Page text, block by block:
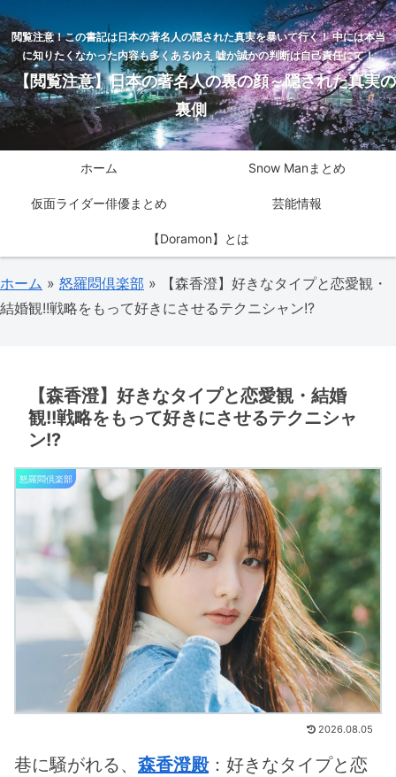
閲覧注意！この書記は日本の著名人の隠された真実を暴いて行く！ 中には本当
に知りたくなかった内容も多くあるゆえ 嘘か誠かの判断は自己責任にて！
【閲覧注意】日本の著名人の裏の顔～隠された真実の
裏側
ホーム Snow Manまとめ
仮面ライダー俳優まとめ 芸能情報
【Doramon】とは
ホーム » 怒羅悶倶楽部 » 【森香澄】好きなタイプと恋愛観・
結婚観!!戦略をもって好きにさせるテクニシャン!?
【森香澄】好きなタイプと恋愛観・結婚
観!!戦略をもって好きにさせるテクニシャ
ン!?
怒羅悶倶楽部
2026.08.05
巷に騒がれる、 森香澄殿：好きなタイプと恋